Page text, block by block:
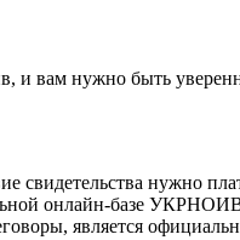
и вам нужно быть
свидетельства нужно
онлайн-базе
является